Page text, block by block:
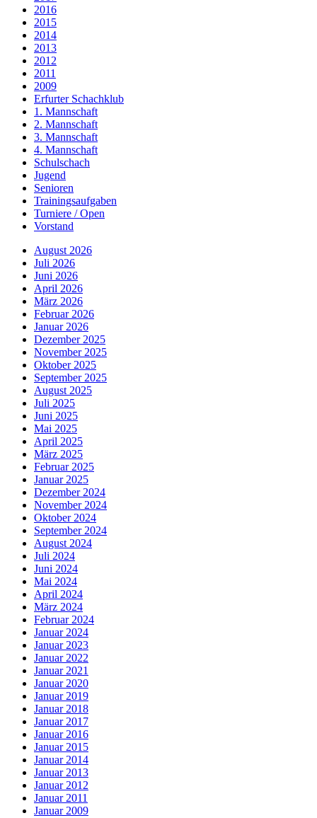
2016
2015
2014
2013
2012
2011
2009
Erfurter Schachklub
1. Mannschaft
2. Mannschaft
3. Mannschaft
4. Mannschaft
Schulschach
Jugend
Senioren
Trainingsaufgaben
Turniere / Open
Vorstand
August 2026
Juli 2026
Juni 2026
April 2026
März 2026
Februar 2026
Januar 2026
Dezember 2025
November 2025
Oktober 2025
September 2025
August 2025
Juli 2025
Juni 2025
Mai 2025
April 2025
März 2025
Februar 2025
Januar 2025
Dezember 2024
November 2024
Oktober 2024
September 2024
August 2024
Juli 2024
Juni 2024
Mai 2024
April 2024
März 2024
Februar 2024
Januar 2024
Januar 2023
Januar 2022
Januar 2021
Januar 2020
Januar 2019
Januar 2018
Januar 2017
Januar 2016
Januar 2015
Januar 2014
Januar 2013
Januar 2012
Januar 2011
Januar 2009